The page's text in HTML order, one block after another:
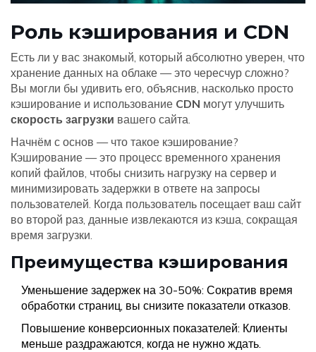
Роль кэширования и CDN
Есть ли у вас знакомый, который абсолютно уверен, что
хранение данных на облаке — это чересчур сложно?
Вы могли бы удивить его, объяснив, насколько просто
кэширование и использование CDN могут улучшить
скорость загрузки вашего сайта.
Начнём с основ — что такое кэширование?
Кэширование — это процесс временного хранения
копий файлов, чтобы снизить нагрузку на сервер и
минимизировать задержки в ответе на запросы
пользователей. Когда пользователь посещает ваш сайт
во второй раз, данные извлекаются из кэша, сокращая
время загрузки.
Преимущества кэширования
Уменьшение задержек на 30-50%: Сократив время
обработки страниц, вы снизите показатели отказов.
Повышение конверсионных показателей: Клиенты
меньше раздражаются, когда не нужно ждать.